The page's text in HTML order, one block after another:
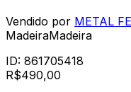
Vendido por METAL
MadeiraMadeira
ID: 861705418
R$490,00